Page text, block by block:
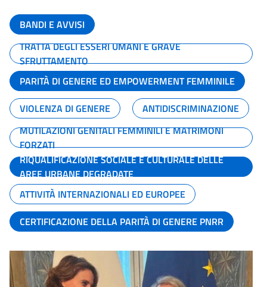
BANDI E AVVISI
TRATTA DEGLI ESSERI UMANI E GRAVE
SFRUTTAMENTO
PARITÀ DI GENERE ED EMPOWERMENT FEMMINILE
VIOLENZA DI GENERE
ANTIDISCRIMINAZIONE
MUTILAZIONI GENITALI FEMMINILI E MATRIMONI
FORZATI
RIQUALIFICAZIONE SOCIALE E CULTURALE DELLE
AREE URBANE DEGRADATE
ATTIVITÀ INTERNAZIONALI ED EUROPEE
CERTIFICAZIONE DELLA PARITÀ DI GENERE PNRR